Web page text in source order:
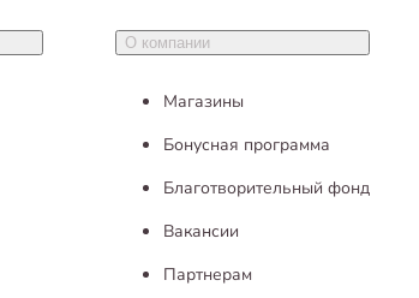
О компании
Магазины
Бонусная программа
Благотворительный фонд
Вакансии
Партнерам